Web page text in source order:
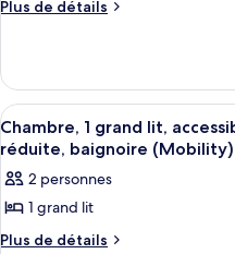
aux
à
mobilité
réduite
(Hearing)
à
de
chambre :
Chambre,
1
grand
lit
Plus de détails
Plus
Chambre,
grand
lit
Afficher
toutes
les
photos
pour
ce
5
Chambre, 1 grand lit,
réduite, baignoire (Mobility)
2 personnes
1 grand lit
Plus de détails
Plus